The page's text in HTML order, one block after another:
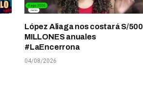
López Aliaga nos costará S/500
MILLONES anuales
#LaEncerrona
04/08/2026